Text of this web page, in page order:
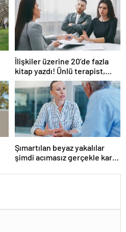
İlişkiler üzerine 20’de fazla
kitap yazdı! Ünlü terapist,
boşanmaların gerçek
suçlularını açıklıyor
Şımartılan beyaz yakalılar
şimdi acımasız gerçekle karşı